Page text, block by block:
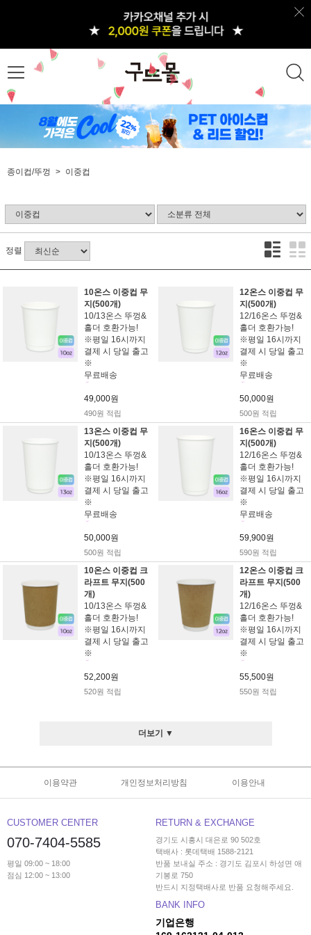
종이컵/뚜껑 이중컵
정렬
10온스 이중컵 무
지(500개)
10/13온스 뚜껑&
홀더 호환가능!
※평일 16시까지
결제 시 당일 출고
※
무료배송
49,000원
490원 적립
12온스 이중컵 무
지(500개)
12/16온스 뚜껑&
홀더 호환가능!
※평일 16시까지
결제 시 당일 출고
※
무료배송
50,000원
500원 적립
13온스 이중컵 무
지(500개)
10/13온스 뚜껑&
홀더 호환가능!
※평일 16시까지
결제 시 당일 출고
※
무료배송
50,000원
500원 적립
16온스 이중컵 무
지(500개)
12/16온스 뚜껑&
홀더 호환가능!
※평일 16시까지
결제 시 당일 출고
※
무료배송
59,900원
590원 적립
10온스 이중컵 크
라프트 무지(500
개)
10/13온스 뚜껑&
홀더 호환가능!
※평일 16시까지
결제 시 당일 출고
※
52,200원
520원 적립
12온스 이중컵 크
라프트 무지(500
개)
12/16온스 뚜껑&
홀더 호환가능!
※평일 16시까지
결제 시 당일 출고
※
55,500원
550원 적립
더보기 ▼
이용약관 개인정보처리방침 이용안내
CUSTOMER CENTER
070-7404-5585
평일 09:00 ~ 18:00
점심 12:00 ~ 13:00
RETURN & EXCHANGE
경기도 시흥시 대은로 90 502호
택배사 : 롯데택배 1588-2121
반품 보내실 주소 : 경기도 김포시 하성면 애
기봉로 750
반드시 지정택배사로 반품 요청해주세요.
BANK INFO
기업은행